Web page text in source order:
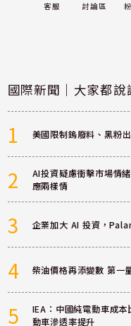
客服 討論區
國際新聞｜大家都說
1 美國限制鎢廢料、黑粉
2
AI投資疑慮衝擊市場情
應兩樣情
3 企業加大 AI 投資，
4 柴油價格再添變數 第一
5
IEA：中國純電動車成
動車滲透率提升